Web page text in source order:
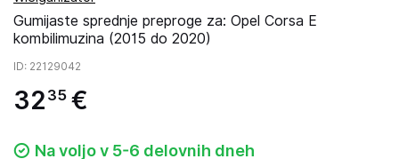
Gumijaste sprednje preproge za: Opel Corsa E
kombilimuzina (2015 do 2020)
ID: 22129042
32 35 €
Na voljo v 5-6 delovnih dneh